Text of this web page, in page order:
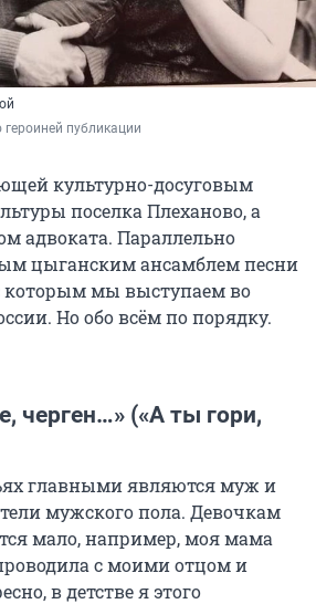
героиней публикации
культурно-досуговым
поселка Плеханово, а
адвоката. Параллельно
цыганским ансамблем песни
которым мы выступаем во
Но обо всём по порядку.
черген…» («А ты гори,
главными являются муж и
мужского пола. Девочкам
мало, например, моя мама
с моими отцом и
в детстве я этого